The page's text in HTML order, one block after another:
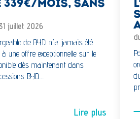
339€/MOIS, SANS
juillet 2026
de BYD n'a jamais été
une offre exceptionnelle sur le
dès maintenant dans
BYD…
Lire plus